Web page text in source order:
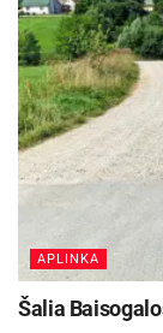
eurų.
Šaltinis: Kauno
APLINKA
Šalia